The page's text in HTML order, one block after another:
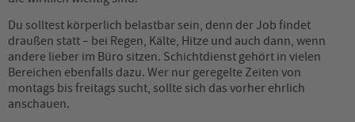
Du solltest körperlich belastbar sein, denn der Job findet
draußen statt – bei Regen, Kälte, Hitze und auch dann, wenn
andere lieber im Büro sitzen. Schichtdienst gehört in vielen
Bereichen ebenfalls dazu. Wer nur geregelte Zeiten von
montags bis freitags sucht, sollte sich das vorher ehrlich
anschauen.